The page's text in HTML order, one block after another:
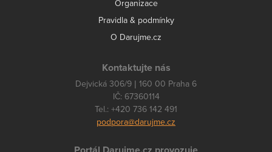
Organizace
Pravidla & podmínky
O Darujme.cz
Kontaktujte nás
Dejvická 306/9 | 160 00 Praha 6
IČ: 67360114
Tel.: +420 736 142 491
podpora@darujme.cz